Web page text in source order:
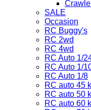
SALE
Occasion
RC Buggy's
RC 2wd
RC 4wd
RC Auto 1/
RC Auto 1/
RC Auto 1/8
RC auto 45
RC auto 50
RC auto 60